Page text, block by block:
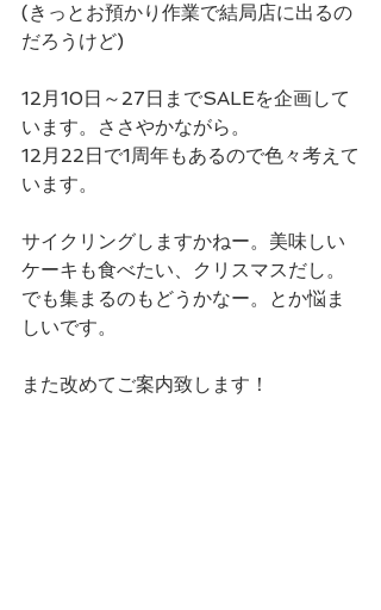
(きっとお預かり作業で結局店に出るの
だろうけど)
12月10日～27日までSALEを企画して
います。ささやかながら。
12月22日で1周年もあるので色々考えて
います。
サイクリングしますかねー。美味しい
ケーキも食べたい、クリスマスだし。
でも集まるのもどうかなー。とか悩ま
しいです。
また改めてご案内致します！